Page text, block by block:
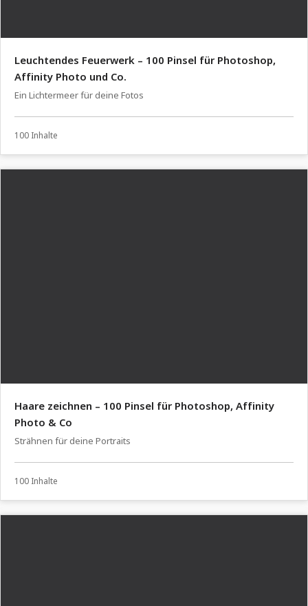
Leuchtendes Feuerwerk – 100 Pinsel für Photoshop,
Affinity Photo und Co.
Ein Lichtermeer für deine Fotos
100 Inhalte
Haare zeichnen – 100 Pinsel für Photoshop, Affinity
Photo & Co
Strähnen für deine Portraits
100 Inhalte